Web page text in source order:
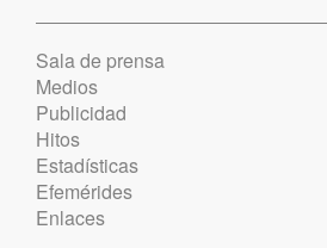
Sala de prensa
Medios
Publicidad
Hitos
Estadísticas
Efemérides
Enlaces